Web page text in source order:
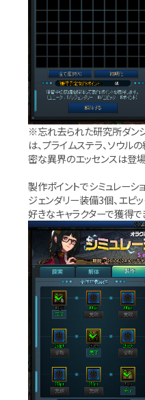
※忘れ去られた研究所ダン
は、プライムステラ、ソウル
密な異界のエッセンスは登場
製作ポイントでシミュレーシ
ジェンダリー装備3個、エピ
好きなキャラクターで獲得で